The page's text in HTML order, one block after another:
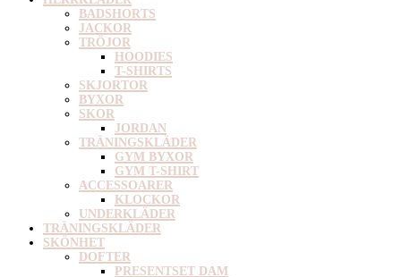
BADSHORTS
JACKOR
TRÖJOR
HOODIES
T-SHIRTS
SKJORTOR
BYXOR
SKOR
JORDAN
TRÄNINGSKLÄDER
GYM BYXOR
GYM T-SHIRT
ACCESSOARER
KLOCKOR
UNDERKLÄDER
TRÄNINGSKLÄDER
SKÖNHET
DOFTER
PRESENTSET DAM